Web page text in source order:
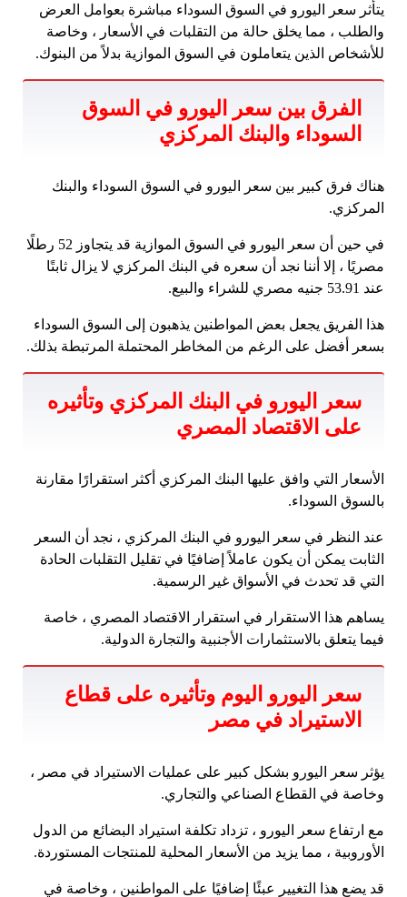
يتأثر سعر اليورو في السوق السوداء مباشرة بعوامل العرض
والطلب ، مما يخلق حالة من التقلبات في الأسعار ، وخاصة
للأشخاص الذين يتعاملون في السوق الموازية بدلاً من البنوك.
الفرق بين سعر اليورو في السوق
السوداء والبنك المركزي
هناك فرق كبير بين سعر اليورو في السوق السوداء والبنك
المركزي.
في حين أن سعر اليورو في السوق الموازية قد يتجاوز 52 رطلًا
مصريًا ، إلا أننا نجد أن سعره في البنك المركزي لا يزال ثابتًا
عند 53.91 جنيه مصري للشراء والبيع.
هذا الفريق يجعل بعض المواطنين يذهبون إلى السوق السوداء
بسعر أفضل على الرغم من المخاطر المحتملة المرتبطة بذلك.
سعر اليورو في البنك المركزي وتأثيره
على الاقتصاد المصري
الأسعار التي وافق عليها البنك المركزي أكثر استقرارًا مقارنة
بالسوق السوداء.
عند النظر في سعر اليورو في البنك المركزي ، نجد أن السعر
الثابت يمكن أن يكون عاملاً إضافيًا في تقليل التقلبات الحادة
التي قد تحدث في الأسواق غير الرسمية.
يساهم هذا الاستقرار في استقرار الاقتصاد المصري ، خاصة
فيما يتعلق بالاستثمارات الأجنبية والتجارة الدولية.
سعر اليورو اليوم وتأثيره على قطاع
الاستيراد في مصر
يؤثر سعر اليورو بشكل كبير على عمليات الاستيراد في مصر ،
وخاصة في القطاع الصناعي والتجاري.
مع ارتفاع سعر اليورو ، تزداد تكلفة استيراد البضائع من الدول
الأوروبية ، مما يزيد من الأسعار المحلية للمنتجات المستوردة.
قد يضع هذا التغيير عبئًا إضافيًا على المواطنين ، وخاصة في